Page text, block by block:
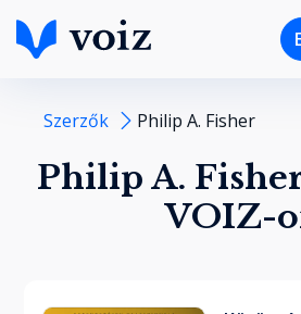
Szerzők Philip A. Fisher
Philip A.
VOIZ-